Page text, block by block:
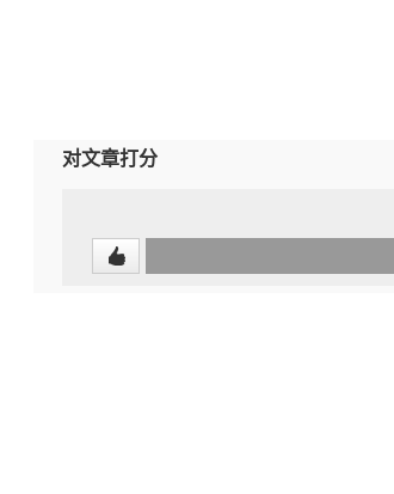
对文章打分